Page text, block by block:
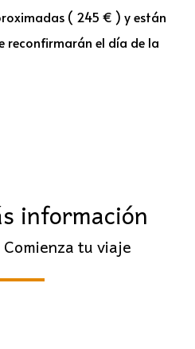
( 245 € ) y están
reconfirmarán el día de la
información
tu viaje